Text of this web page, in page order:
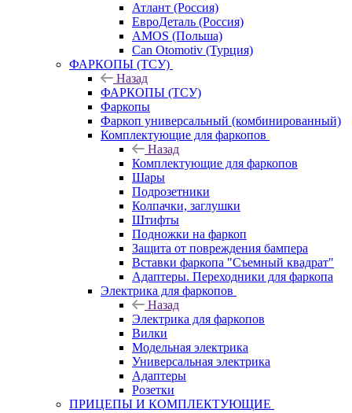
Атлант (Россия)
ЕвроДеталь (Россия)
AMOS (Польша)
Can Otomotiv (Турция)
ФАРКОПЫ (ТСУ)
Назад
ФАРКОПЫ (ТСУ)
Фаркопы
Фаркоп универсальный (комбинированный)
Комплектующие для фаркопов
Назад
Комплектующие для фаркопов
Шары
Подрозетники
Колпачки, заглушки
Штифты
Подножки на фаркоп
Защита от повреждения бампера
Вставки фаркопа "Съемный квадрат"
Адаптеры. Переходники для фаркопа
Электрика для фаркопов
Назад
Электрика для фаркопов
Вилки
Модельная электрика
Универсальная электрика
Адаптеры
Розетки
ПРИЦЕПЫ И КОМПЛЕКТУЮЩИЕ